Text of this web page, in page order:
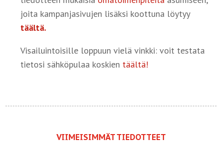
joita kampanjasivujen lisäksi koottuna löytyy
täältä.
Visailuintoisille loppuun vielä vinkki: voit testata
tietosi sähköpulaa koskien täältä!
VIIMEISIMMÄT TIEDOTTEET